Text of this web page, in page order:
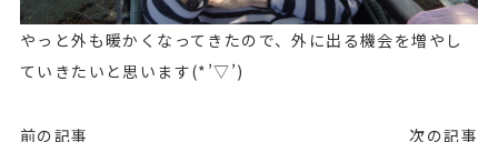
やっと外も暖かくなってきたので、外に出る機会を増やし
ていきたいと思います(*’▽’)
前の記事 次の記事